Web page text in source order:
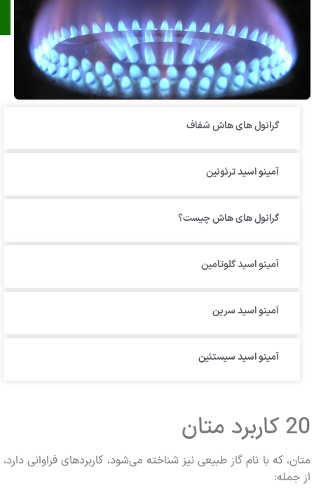
گرانول‌ های هاش شفاف
آمینو اسید ترئونین
گرانول های هاش چیست؟
آمینو اسید گلوتامین
آمینو اسید سرین
آمینو اسید سیستئین
که با نام گاز طبیعی نیز شناخته می‌شود، کاربردهای فراوانی دارد،